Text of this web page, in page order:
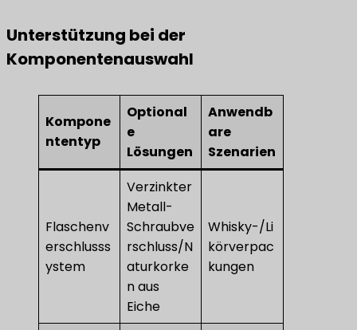
Unterstützung bei der
Komponentenauswahl
Kompone
ntentyp
Optional
e
Lösungen
Anwendb
are
Szenarien
Flaschenv
erschlusss
ystem
Verzinkter
Metall-
Schraubve
rschluss/N
aturkorke
n aus
Eiche
Whisky-/Li
körverpac
kungen